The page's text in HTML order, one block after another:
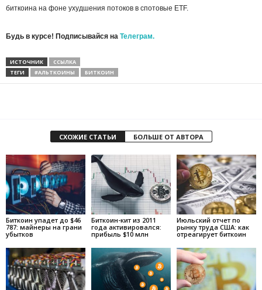
биткоина на фоне ухудшения потоков в спотовые ETF.
Будь в курсе! Подписывайся на Телеграм.
ИСТОЧНИК
ССЫЛКА
ТЕГИ
#АЛЬТКОИНЫ БИТКОИН
СХОЖИЕ СТАТЬИ БОЛЬШЕ ОТ АВТОРА
Биткоин упадет до $46
787: майнеры на грани
убытков
Биткоин-кит из 2011
года активировался:
прибыль $10 млн
Июльский отчет по
рынку труда США: как
отреагирует биткоин